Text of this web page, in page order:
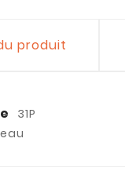
produit
31P